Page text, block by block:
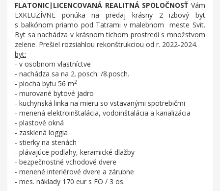
FLATONIC|LICENCOVANÁ REALITNÁ SPOLOČNOSŤ Vám
EXKLUZÍVNE ponúka na predaj krásny 2 izbový byt
s balkónom priamo pod Tatrami v malebnom meste Svit.
Byt sa nachádza v krásnom tichom prostredí s množstvom
zelene. Prešiel rozsiahlou rekonštrukciou od r. 2022-2024.
byt:
- v osobnom vlastníctve
- nachádza sa na 2. posch. /8.posch.
- plocha bytu 56 m2
- murované bytové jadro
- kuchynská linka na mieru so vstavanými spotrebičmi
- menená elektroinštalácia, vodoinštalácia a kanalizácia
- plastové okná
- zasklená loggia
- stierky na stenách
- plávajúce podlahy, keramické dlažby
- bezpečnostné vchodové dvere
- menené interiérové dvere a zárubne
- mes. náklady 170 eur s FO / 3 os.